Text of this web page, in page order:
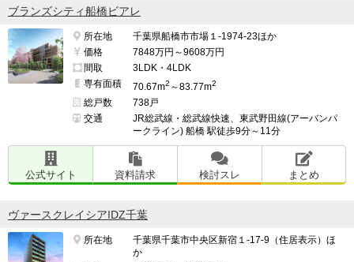
ブランズシティ船橋ビアレ
所在地
千葉県船橋市市場１-1974-23ほか
価格
7848万円～9608万円
間取
3LDK・4LDK
専有面積
70.67m2 ～83.77m2
総戸数
738戸
交通
JR総武線・総武線快速、東武野田線(アーバンパ
ークライン) 船橋 駅徒歩9分～11分
公式サイト 資料請求 検討スレ まとめ
ヴァースクレイシアIDZ千葉
所在地
千葉県千葉市中央区新宿１-17-9（住居表示）ほ
か